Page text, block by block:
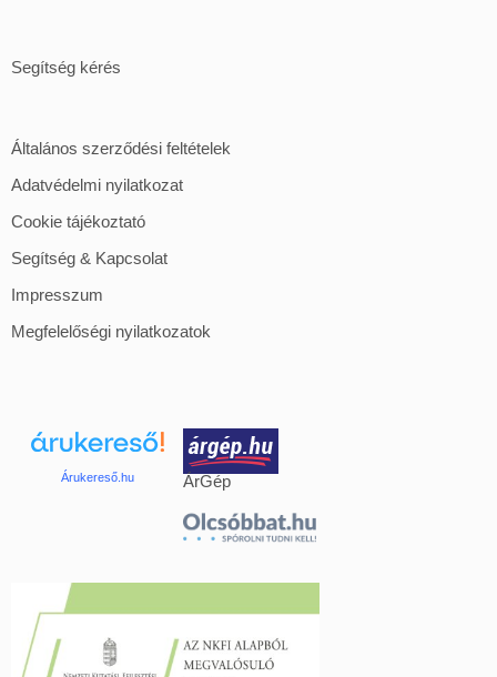
Segítség kérés
Általános szerződési feltételek
Adatvédelmi nyilatkozat
Cookie tájékoztató
Segítség & Kapcsolat
Impresszum
Megfelelőségi nyilatkozatok
Árukereső.hu ÁrGép